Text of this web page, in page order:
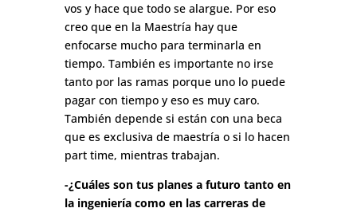
vos y hace que todo se alargue. Por eso
creo que en la Maestría hay que
enfocarse mucho para terminarla en
tiempo. También es importante no irse
tanto por las ramas porque uno lo puede
pagar con tiempo y eso es muy caro.
También depende si están con una beca
que es exclusiva de maestría o si lo hacen
part time, mientras trabajan.
-¿Cuáles son tus planes a futuro tanto en
la ingeniería como en las carreras de